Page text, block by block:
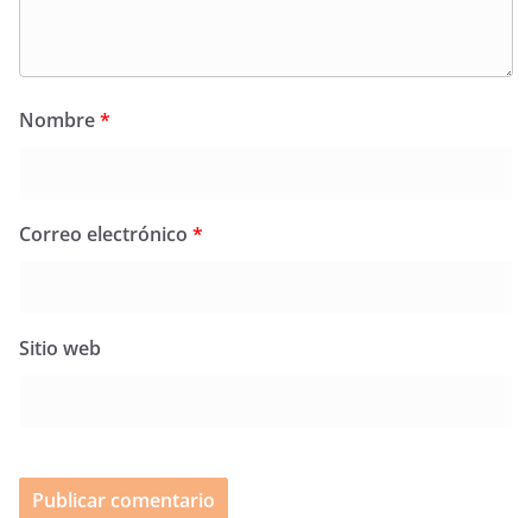
Nombre*
Correo electrónico *
Sitio web